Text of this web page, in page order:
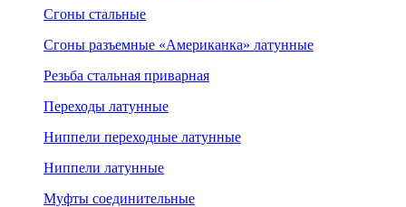
Сгоны стальные
Сгоны разъемные «Американка» латунные
Резьба стальная приварная
Переходы латунные
Ниппели переходные латунные
Ниппели латунные
Муфты соединительные